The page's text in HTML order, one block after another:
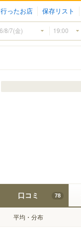
行ったお店 保存リスト
口コミ 78
平均・分布